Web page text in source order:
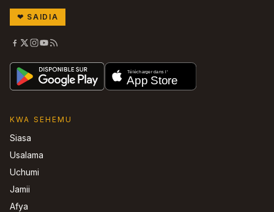
❤ SAIDIA
KWA SEHEMU
Siasa
Usalama
Uchumi
Jamii
Afya